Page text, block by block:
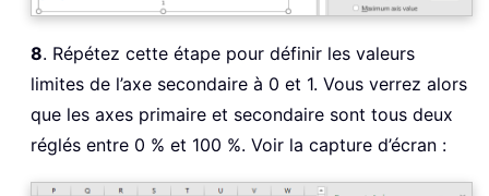
8. Répétez cette étape pour définir les valeurs
limites de l’axe secondaire à 0 et 1. Vous verrez alors
que les axes primaire et secondaire sont tous deux
réglés entre 0 % et 100 %. Voir la capture d’écran :